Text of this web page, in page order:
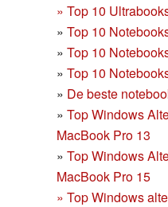
» Top 10
» Top 10
» Top 10
» Top 10
» De beste
» Top Windows
MacBook Pro 13
» Top Windows
MacBook Pro 15
» Top Windows